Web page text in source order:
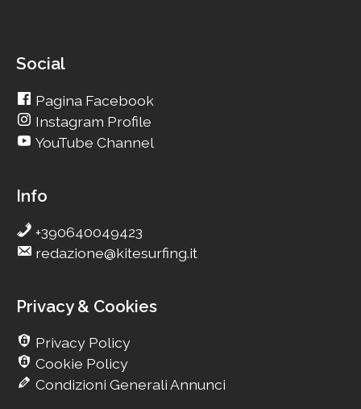
Social
Pagina Facebook
Instagram Profile
YouTube Channel
Info
+390640049423
redazione@kitesurfing.it
Privacy & Cookies
Privacy Policy
Cookie Policy
Condizioni Generali Annunci